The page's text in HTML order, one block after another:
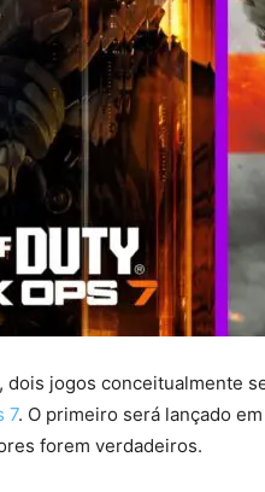
dois jogos conceitualmente
7. O primeiro será lançado em
forem verdadeiros.